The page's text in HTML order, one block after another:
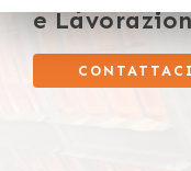
e
CONTATTACI